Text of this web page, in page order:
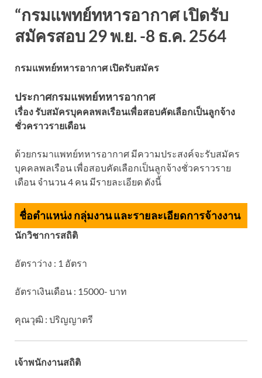
“กรมแพทย์ทหารอากาศ เปิดรับ
สมัครสอบ 29 พ.ย. -8 ธ.ค. 2564
กรมแพทย์ทหารอากาศ เปิดรับสมัคร
ประกาศกรมแพทย์ทหารอากาศ
เรื่อง รับสมัครบุคคลพลเรือนเพื่อสอบคัดเลือกเป็นลูกจ้าง
ชั่วคราวรายเดือน
ด้วยกรมาแพทย์ทหารอากาศ มีความประสงค์จะรับสมัคร
บุคคลพลเรือน เพื่อสอบคัดเลือกเป็นลูกจ้างชั่วคราวราย
เดือน จำนวน 4 คน มีรายละเอียด ดังนี้
ชื่อตำแหน่ง กลุ่มงาน และรายละเอียดการจ้างงาน
นักวิชาการสถิติ
อัตราว่าง : 1 อัตรา
อัตราเงินเดือน : 15000- บาท
คุณวุฒิ : ปริญญาตรี
เจ้าพนักงานสถิติ